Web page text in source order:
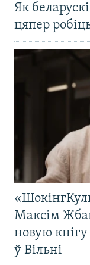
Як
цяпер
Максім
новую
ў Вільні